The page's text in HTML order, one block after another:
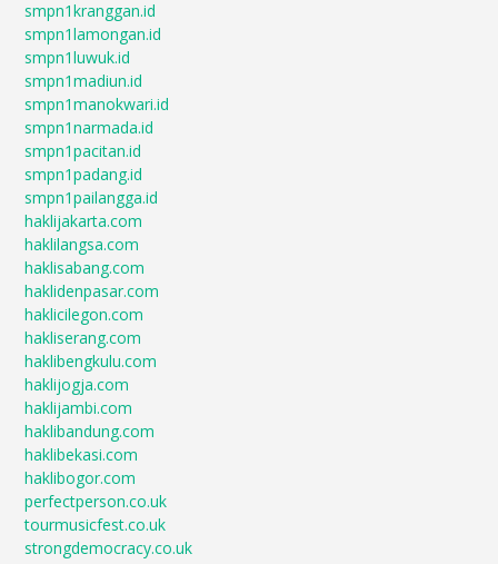
smpn1kranggan.id
smpn1lamongan.id
smpn1luwuk.id
smpn1madiun.id
smpn1manokwari.id
smpn1narmada.id
smpn1pacitan.id
smpn1padang.id
smpn1pailangga.id
haklijakarta.com
haklilangsa.com
haklisabang.com
haklidenpasar.com
haklicilegon.com
hakliserang.com
haklibengkulu.com
haklijogja.com
haklijambi.com
haklibandung.com
haklibekasi.com
haklibogor.com
perfectperson.co.uk
tourmusicfest.co.uk
strongdemocracy.co.uk